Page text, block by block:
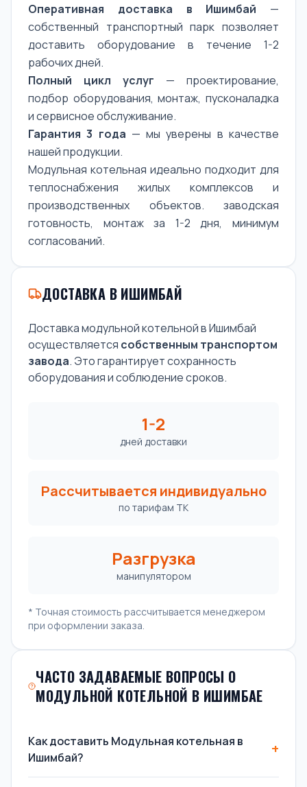
Оперативная доставка в Ишимбай —
собственный транспортный парк позволяет
доставить оборудование в течение 1-2
рабочих дней.
Полный цикл услуг — проектирование,
подбор оборудования, монтаж, пусконаладка
и сервисное обслуживание.
Гарантия 3 года — мы уверены в качестве
нашей продукции.
Модульная котельная идеально подходит для
теплоснабжения жилых комплексов и
производственных объектов. заводская
готовность, монтаж за 1-2 дня, минимум
согласований.
ДОСТАВКА В ИШИМБАЙ
Доставка модульной котельной в Ишимбай
осуществляется собственным транспортом
завода. Это гарантирует сохранность
оборудования и соблюдение сроков.
1-2
дней доставки
Рассчитывается индивидуально
по тарифам ТК
Разгрузка
манипулятором
* Точная стоимость рассчитывается менеджером
при оформлении заказа.
ЧАСТО ЗАДАВАЕМЫЕ ВОПРОСЫ О
МОДУЛЬНОЙ КОТЕЛЬНОЙ В ИШИМБАЕ
Как доставить Модульная котельная в
Ишимбай?